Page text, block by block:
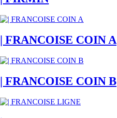
| FRANCOISE COIN A
| FRANCOISE COIN B